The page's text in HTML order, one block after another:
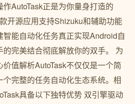
AutoTask正是为你量身打造的
开源应用支持Shizuku和辅助功能
能自动化任务真正实现Android自
完美结合彻底解放你的双手。 为
值解析AutoTask不仅仅是一个简
完整的任务自动化生态系统。相
具备以下独特优势 双引擎驱动